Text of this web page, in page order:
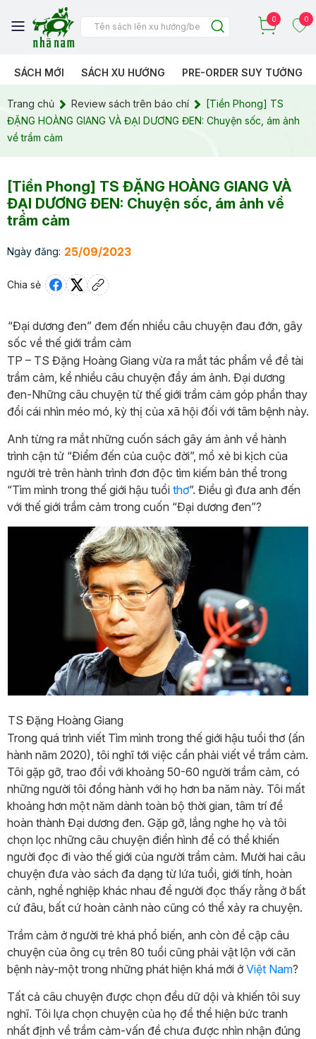
0 0
SÁCH MỚI SÁCH XU HƯỚNG PRE-ORDER SUY TƯỞNG
Trang chủ Review sách trên báo chí
[Tiền Phong] TS
ĐẶNG HOÀNG GIANG VÀ ĐẠI DƯƠNG ĐEN: Chuyện sốc, ám ảnh
về trầm cảm
[Tiền Phong] TS ĐẶNG HOÀNG GIANG VÀ
ĐẠI DƯƠNG ĐEN: Chuyện sốc, ám ảnh về
trầm cảm
Ngày đăng: 25/09/2023
Chia sẻ
“Đại dương đen” đem đến nhiều câu chuyện đau đớn, gây
sốc về thế giới trầm cảm
TP – TS Đặng Hoàng Giang vừa ra mắt tác phẩm về đề tài
trầm cảm, kể nhiều câu chuyện đầy ám ảnh. Đại dương
đen-Những câu chuyện từ thế giới trầm cảm góp phần thay
đổi cái nhìn méo mó, kỳ thị của xã hội đối với tâm bệnh này.
Anh từng ra mắt những cuốn sách gây ám ảnh về hành
trình cận tử “Điểm đến của cuộc đời”, mổ xẻ bi kịch của
người trẻ trên hành trình đơn độc tìm kiếm bản thể trong
“Tìm mình trong thế giới hậu tuổi thơ”. Điều gì đưa anh đến
với thế giới trầm cảm trong cuốn “Đại dương đen”?
TS Đặng Hoàng Giang
Trong quá trình viết Tìm mình trong thế giới hậu tuổi thơ (ấn
hành năm 2020), tôi nghĩ tới việc cần phải viết về trầm cảm.
Tôi gặp gỡ, trao đổi với khoảng 50-60 người trầm cảm, có
những người tôi đồng hành với họ hơn ba năm này. Tôi mất
khoảng hơn một năm dành toàn bộ thời gian, tâm trí để
hoàn thành Đại dương đen. Gặp gỡ, lắng nghe họ và tôi
chọn lọc những câu chuyện điển hình để có thể khiến
người đọc đi vào thế giới của người trầm cảm. Mười hai câu
chuyện đưa vào sách đa dạng từ lứa tuổi, giới tính, hoàn
cảnh, nghề nghiệp khác nhau để người đọc thấy rằng ở bất
cứ đâu, bất cứ hoàn cảnh nào cũng có thể xảy ra chuyện.
Trầm cảm ở người trẻ khá phổ biến, anh còn đề cập câu
chuyện của ông cụ trên 80 tuổi cũng phải vật lộn với căn
bệnh này-một trong những phát hiện khá mới ở Việt Nam?
Tất cả câu chuyện được chọn đều dữ dội và khiến tôi suy
nghĩ. Tôi lựa chọn chuyện của họ để thể hiện bức tranh
nhất định về trầm cảm-vấn đề chưa được nhìn nhận đúng